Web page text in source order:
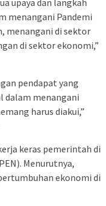
menangani Pandemi
menangani di sektor
di sektor ekonomi,”
pendapat yang
dalam menangani
harus diakui,”
keras pemerintah di
Menurutnya,
ekonomi di